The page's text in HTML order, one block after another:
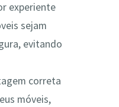
experiente
sejam
evitando
correta
móveis,